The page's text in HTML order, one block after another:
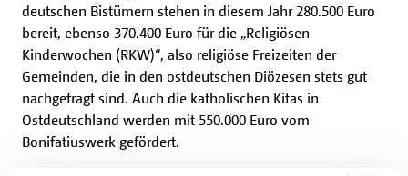
deutschen Bistümern stehen in diesem Jahr 280.500 Euro
bereit, ebenso 370.400 Euro für die „Religiösen
Kinderwochen (RKW)“, also religiöse Freizeiten der
Gemeinden, die in den ostdeutschen Diözesen stets gut
nachgefragt sind. Auch die katholischen Kitas in
Ostdeutschland werden mit 550.000 Euro vom
Bonifatiuswerk gefördert.